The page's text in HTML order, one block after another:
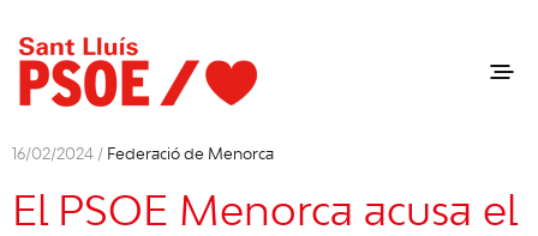
16/02/2024 / Federació de Menorca
El PSOE Menorca acusa el